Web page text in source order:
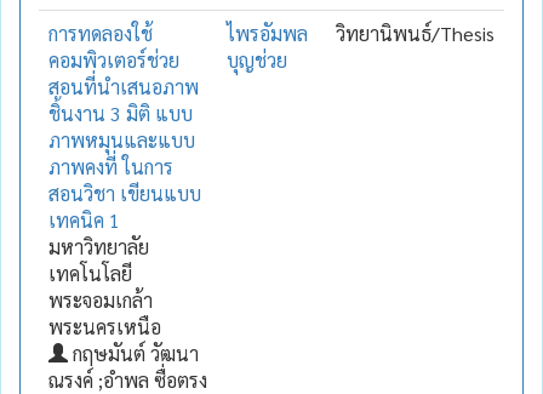
การทดลองใช้
คอมพิวเตอร์ช่วย
สอนที่นำเสนอภาพ
ชิ้นงาน 3 มิติ แบบ
ภาพหมุนและแบบ
ภาพคงที่ ในการ
สอนวิชา เขียนแบบ
เทคนิค 1
มหาวิทยาลัย
เทคโนโลยี
พระจอมเกล้า
พระนครเหนือ
กฤษมันต์ วัฒนา
ณรงค์ ;อำพล ซื่อตรง
ไพรอัมพล
บุญช่วย
วิทยานิพนธ์/Thesis